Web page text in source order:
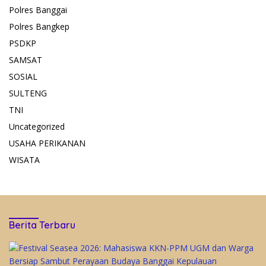
Polres Banggai
Polres Bangkep
PSDKP
SAMSAT
SOSIAL
SULTENG
TNI
Uncategorized
USAHA PERIKANAN
WISATA
Berita Terbaru